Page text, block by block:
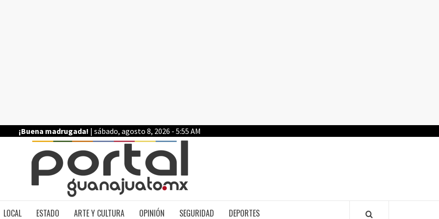
¡Buena madrugada! | sábado, agosto 8, 2026 - 5:55 AM
LOCAL ESTADO ARTE Y CULTURA OPINIÓN SEGURIDAD DEPORTES